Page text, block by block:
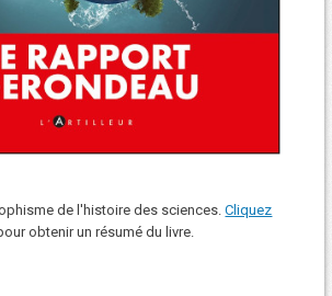
de l'histoire des sciences.Cliquez
obtenir un résumé du livre.